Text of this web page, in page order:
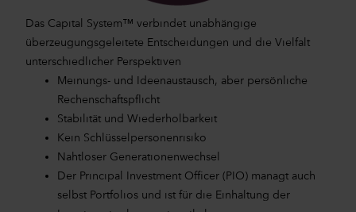
Das Capital System™ verbindet unabhängige
überzeugungsgeleitete Entscheidungen und die Vielfalt
unterschiedlicher Perspektiven
Meinungs- und Ideenaustausch, aber persönliche
Rechenschaftspflicht
Stabilität und Wiederholbarkeit
Kein Schlüsselpersonenrisiko
Nahtloser Generationenwechsel
Der Principal Investment Officer (PIO) managt auch
selbst Portfolios und ist für die Einhaltung der